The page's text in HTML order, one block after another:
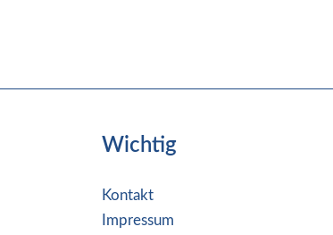
Wichtig
Kontakt
Impressum